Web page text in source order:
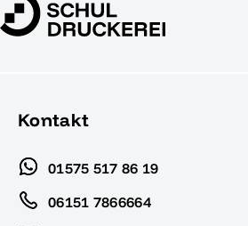
Kontakt
01575 517 86 19
06151 7866664